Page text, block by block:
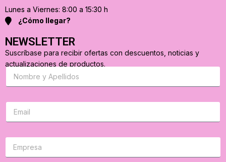
Lunes a Viernes: 8:00 a 15:30 h
¿Cómo llegar?
NEWSLETTER
Suscríbase para recibir ofertas con descuentos, noticias y
actualizaciones de productos.
S
s
r
b
s
p
C
r
e
e